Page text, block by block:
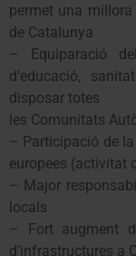
permet una
de Catalunya
– Equiparació
d’educació,
disposar totes
les Comunitats
– Participació de
europees (activitat
– Major
locals
– Fort augment
d’infrastructures a